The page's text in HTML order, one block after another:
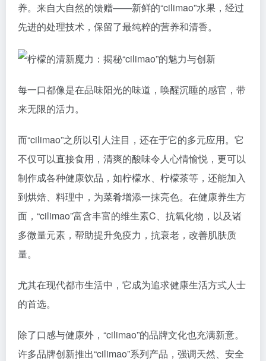
养。来自大自然的馈赠——新鲜的“cilimao”水果，经过
先进的处理技术，保留了最纯粹的营养和清香。
每一口都像是在品味阳光的味道，唤醒沉睡的感官，带
来无限的活力。
而“cilimao”之所以引人注目，还在于它的多元应用。它
不仅可以直接食用，清爽的酸味令人心情愉悦，更可以
制作成各种健康饮品，如柠檬水、柠檬茶等，还能加入
到烘焙、料理中，为菜肴增添一抹亮色。在健康养生方
面，“cilimao”富含丰富的维生素C、抗氧化物，以及诸
多微量元素，帮助提升免疫力，抗衰老，改善肌肤质
量。
尤其在现代都市生活中，它成为追求健康生活方式人士
的首选。
除了口感与健康外，“cilimao”的品牌文化也充满新意。
许多品牌创新推出“cilimao”系列产品，强调天然、安全